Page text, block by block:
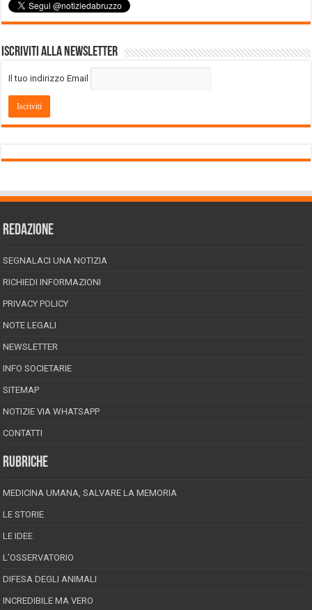
Iscriviti alla Newsletter
Il tuo indirizzo Email
REDAZIONE
SEGNALACI UNA NOTIZIA
RICHIEDI INFORMAZIONI
PRIVACY POLICY
NOTE LEGALI
NEWSLETTER
INFO SOCIETARIE
SITEMAP
NOTIZIE VIA WHATSAPP
CONTATTI
RUBRICHE
MEDICINA UMANA, SALVARE LA MEMORIA
LE STORIE
LE IDEE
L’OSSERVATORIO
DIFESA DEGLI ANIMALI
INCREDIBILE MA VERO